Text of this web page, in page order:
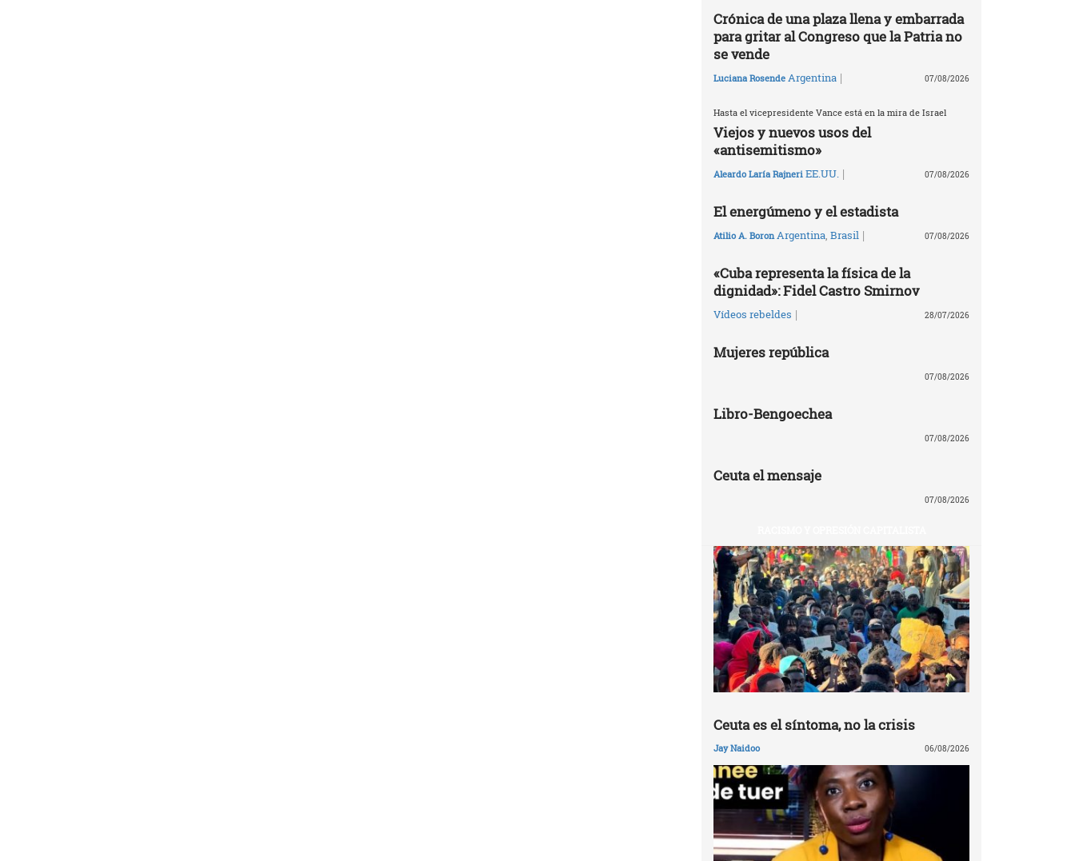
Crónica de una plaza llena y embarrada
para gritar al Congreso que la Patria no
se vende
Luciana Rosende Argentina | 07/08/2026
Hasta el vicepresidente Vance está en la mira de Israel
Viejos y nuevos usos del
«antisemitismo»
Aleardo Laría Rajneri EE.UU. | 07/08/2026
El energúmeno y el estadista
Atilio A. Boron Argentina Brasil | 07/08/2026
«Cuba representa la física de la
dignidad»: Fidel Castro Smirnov
Vídeos rebeldes | 28/07/2026
Mujeres república
07/08/2026
Libro-Bengoechea
07/08/2026
Ceuta el mensaje
07/08/2026
Ceuta es el síntoma, no la crisis
Jay Naidoo 06/08/2026